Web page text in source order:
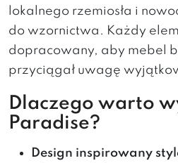
lokalnego rzemiosła i
do wzornictwa. Każdy
dopracowany, aby mebel
przyciągał uwagę
Dlaczego warto
Paradise?
Design inspirowany